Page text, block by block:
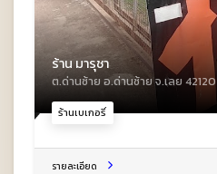
ร้านเบเกอรี่
ร้าน มารุชา
ต.ด่านซ้าย อ.ด่านซ้าย จ.เลย 42120
รายละเอียด